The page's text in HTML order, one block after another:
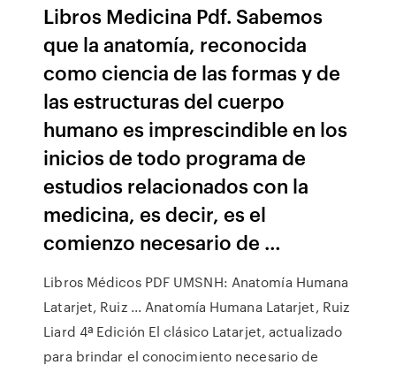
Libros Medicina Pdf. Sabemos
que la anatomía, reconocida
como ciencia de las formas y de
las estructuras del cuerpo
humano es imprescindible en los
inicios de todo programa de
estudios relacionados con la
medicina, es decir, es el
comienzo necesario de …
Libros Médicos PDF UMSNH: Anatomía Humana
Latarjet, Ruiz ... Anatomía Humana Latarjet, Ruiz
Liard 4ª Edición El clásico Latarjet, actualizado
para brindar el conocimiento necesario de